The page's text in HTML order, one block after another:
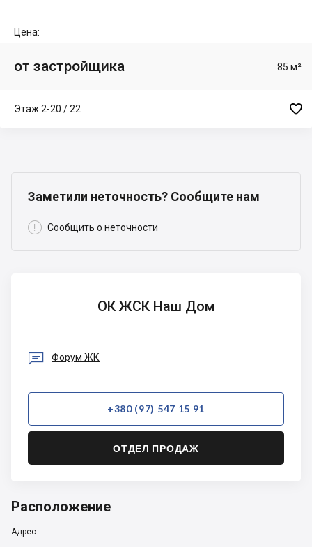
Цена:
от застройщика 85 м²
Этаж 2-20 / 22 
Заметили неточность? Сообщите нам
 Сообщить о неточности
ОК ЖСК Наш Дом
 Форум ЖК
+380 (97) 547 15 91
ОТДЕЛ ПРОДАЖ
Расположение
Адрес